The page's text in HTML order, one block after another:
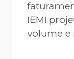
IEMI
volume e